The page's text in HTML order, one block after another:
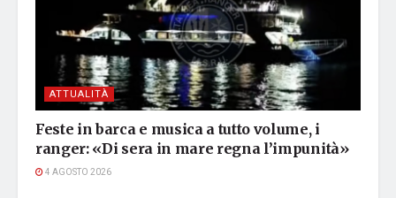
ATTUALITÀ
Feste in barca e musica a tutto volume, i
ranger: «Di sera in mare regna l’impunità»
4 AGOSTO 2026